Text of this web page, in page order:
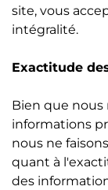
site, vous
intégralité.
Exactitude
Bien que nous
informations
nous ne
quant à
des